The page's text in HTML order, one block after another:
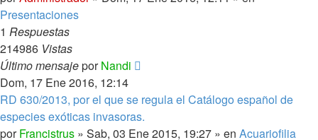
Presentaciones
1 Respuestas
214986 Vistas
Último mensajeporNandi
Dom, 17 Ene 2016, 12:14
RD 630/2013, por el que se regula el Catálogo español de
especies exóticas invasoras.
porFrancistrus » Sab, 03 Ene 2015, 19:27 » en Acuariofilia